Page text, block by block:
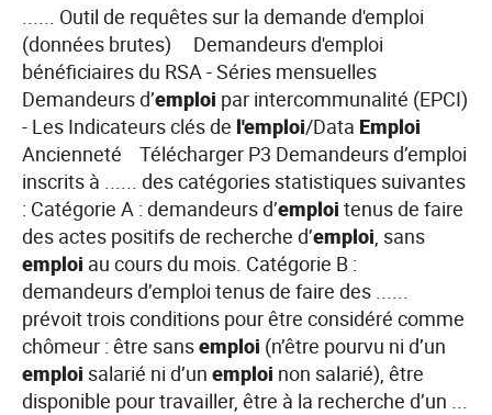
...... Outil de requêtes sur la demande d'emploi
(données brutes) Demandeurs d'emploi
bénéficiaires du RSA - Séries mensuelles
Demandeurs d’emploi par intercommunalité (EPCI)
- Les Indicateurs clés de l'emploi/Data Emploi
Ancienneté Télécharger P3 Demandeurs d’emploi
inscrits à ...... des catégories statistiques suivantes
: Catégorie A : demandeurs d’emploi tenus de faire
des actes positifs de recherche d’emploi, sans
emploi au cours du mois. Catégorie B :
demandeurs d’emploi tenus de faire des ......
prévoit trois conditions pour être considéré comme
chômeur : être sansemploi (n’être pourvu ni d’un
emploi salarié ni d’un emploi non salarié), être
disponible pour travailler, être à la recherche d’un ...